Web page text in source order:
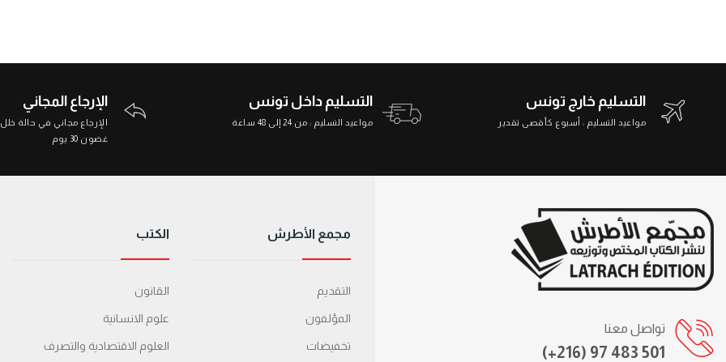
الإرجاع المجاني
الإرجاع مجاني في حالة
غضون 30 يوم
التسليم داخل تونس
مواعيد التسليم : من 24 إلى 48 ساعة
التسليم خارج تونس
مواعيد التسليم : أسبوع كأقصى تقدير
تواصل معنا
(+216) 97 483 501
مجمع الأطرش
التقديم
المؤلفون
تخفيضات
الكتب
القانون
علوم الانسانية
العلوم الاقتصادية والتصرف